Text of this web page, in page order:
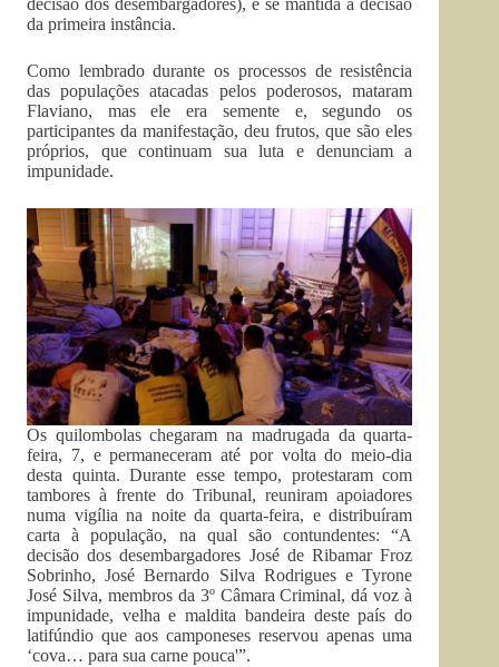
decisão dos desembargadores), e se mantida a decisão
da primeira instância.
Como lembrado durante os processos de resistência
das populações atacadas pelos poderosos, mataram
Flaviano, mas ele era semente e, segundo os
participantes da manifestação, deu frutos, que são eles
próprios, que continuam sua luta e denunciam a
impunidade.
Os quilombolas chegaram na madrugada da quarta-
feira, 7, e permaneceram até por volta do meio-dia
desta quinta. Durante esse tempo, protestaram com
tambores à frente do Tribunal, reuniram apoiadores
numa vigília na noite da quarta-feira, e distribuíram
carta à população, na qual são contundentes: “A
decisão dos desembargadores José de Ribamar Froz
Sobrinho, José Bernardo Silva Rodrigues e Tyrone
José Silva, membros da 3º Câmara Criminal, dá voz à
impunidade, velha e maldita bandeira deste país do
latifúndio que aos camponeses reservou apenas uma
‘cova… para sua carne pouca'”.